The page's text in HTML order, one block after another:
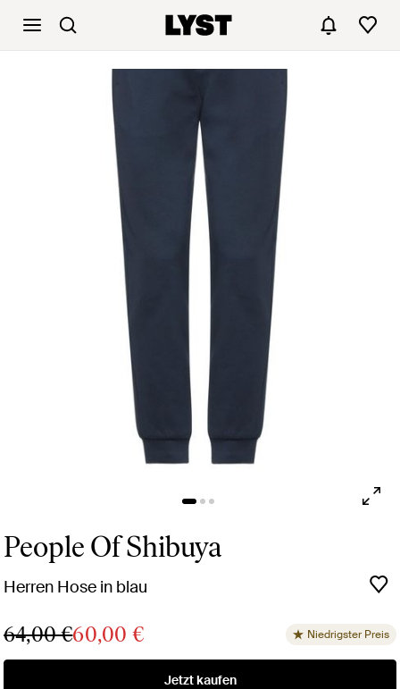
People Of Shibuya
Herren Hose in blau
64,00 €60,00 € Niedrigster Preis
Jetzt kaufen